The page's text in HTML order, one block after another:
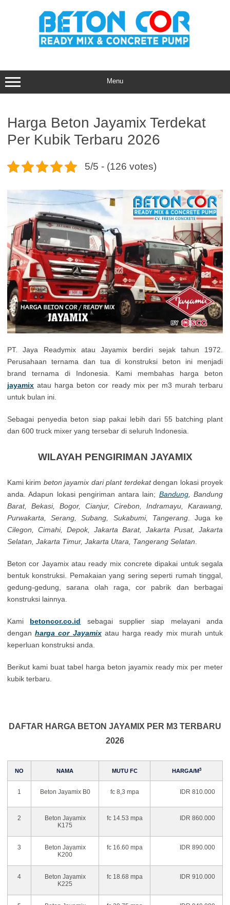
Menu
Harga Beton Jayamix Terdekat
Per Kubik Terbaru 2026
5/5 - (126 votes)
PT. Jaya Readymix atau Jayamix berdiri sejak tahun 1972.
Perusahaan ternama dan tua di konstruksi beton ini menjadi
brand ternama di Indonesia. Kami membahas harga beton
jayamix atau harga beton cor ready mix per m3 murah terbaru
untuk bulan ini.
Sebagai penyedia beton siap pakai lebih dari 55 batching plant
dan 600 truck mixer yang tersebar di seluruh Indonesia.
WILAYAH PENGIRIMAN JAYAMIX
Kami kirim beton jayamix dari plant terdekatdengan lokasi proyek
anda. Adapun lokasi pengiriman antara lain; Bandung, Bandung
Barat, Bekasi, Bogor, Cianjur, Cirebon, Indramayu, Karawang,
Purwakarta, Serang, Subang, Sukabumi, Tangerang. Juga ke
Cilegon, Cimahi, Depok, Jakarta Barat, Jakarta Pusat, Jakarta
Selatan, Jakarta Timur, Jakarta Utara, Tangerang Selatan
Beton cor Jayamix atau ready mix concrete dipakai untuk segala
bentuk konstruksi. Pemakaian yang sering seperti rumah tinggal,
gedung-gedung, sarana olah raga, cor pabrik dan berbagai
konstruksi lainnya.
Kami betoncor.co.id sebagai supplier siap melayani anda
denganharga cor Jayamixatau harga ready mix murah untuk
keperluan konstruksi anda.
Berikut kami buat tabel harga beton jayamix ready mix per meter
kubik terbaru.
DAFTAR HARGA BETON JAYAMIX PER M3 TERBARU
2026
NO NAMA MUTU FC HARGA/M3
1 Beton Jayamix B0 fc 8,3 mpa IDR 810.000
2
Beton Jayamix
K175
fc 14.53 mpa IDR 860.000
3
Beton Jayamix
K200
fc 16.60 mpa IDR 890.000
4
Beton Jayamix
K225
fc 18.68 mpa IDR 910.000